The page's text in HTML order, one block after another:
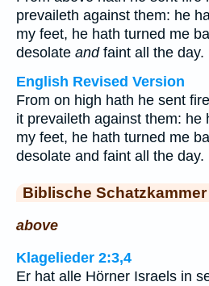
prevaileth against them: he
my feet, he hath turned me
desolate andfaint all the day.
English Revised Version
From on high hath he sent
it prevaileth against them: he
my feet, he hath turned me
desolate and faint all the day.
Biblische Schatzkammer
above
Klagelieder 2:3,4
Er hat alle Hörner Israels in